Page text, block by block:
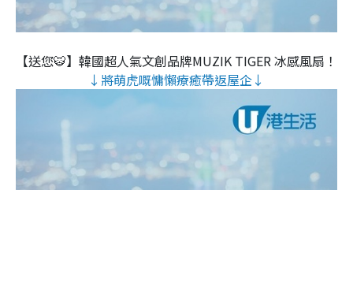
【送您🐯】韓國超人氣文創品牌MUZIK TIGER 冰感風扇！
↓將萌虎嘅慵懶療癒帶返屋企↓